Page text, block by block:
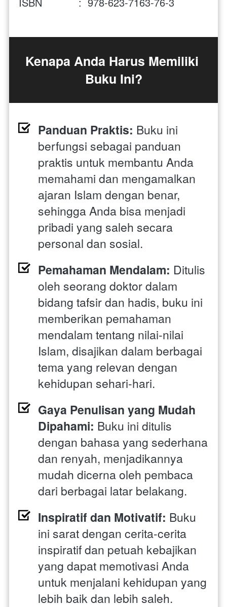
Kenapa Anda Harus Memiliki
Buku Ini?
Panduan Praktis: Buku ini
berfungsi sebagai panduan
praktis untuk membantu Anda
memahami dan mengamalkan
ajaran Islam dengan benar,
sehingga Anda bisa menjadi
pribadi yang saleh secara
personal dan sosial.
Pemahaman Mendalam: Ditulis
oleh seorang doktor dalam
bidang tafsir dan hadis, buku ini
memberikan pemahaman
mendalam tentang nilai-nilai
Islam, disajikan dalam berbagai
tema yang relevan dengan
kehidupan sehari-hari.
Gaya Penulisan yang Mudah
Dipahami: Buku ini ditulis
dengan bahasa yang sederhana
dan renyah, menjadikannya
mudah dicerna oleh pembaca
dari berbagai latar belakang.
Inspiratif dan Motivatif: Buku
ini sarat dengan cerita-cerita
inspiratif dan petuah kebajikan
yang dapat memotivasi Anda
untuk menjalani kehidupan yang
lebih baik dan lebih saleh.